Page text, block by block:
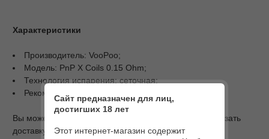
Характеристики
Производитель: VooPoo;
Модель: PnP X Coils 0.15 Ohm;
Технология испарения: сеточная;
Рекомендуемая мощность: 60 Вт - 80 Вт.
Вы можете купить VooPoo PnP X Coil 0.15 Ohm и заказать
доставку по Киеву и Украине: Харьков, Одесса,
Сайт предназначен для лиц,
достигших 18 лет
Этот интернет-магазин содержит